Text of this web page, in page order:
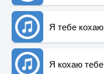
Я тебе кохаю
Я кохаю тебе